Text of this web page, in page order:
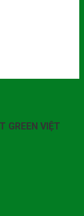
GREEN VIỆT